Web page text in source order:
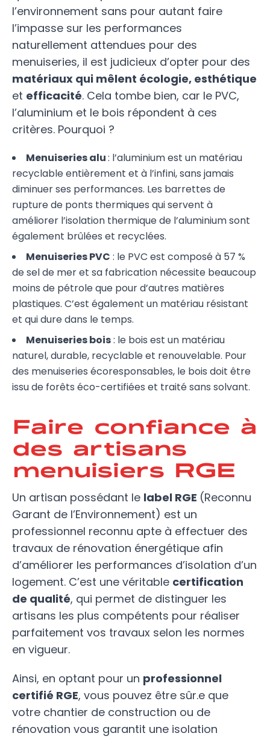
l’environnement sans pour autant faire
l’impasse sur les performances
naturellement attendues pour des
menuiseries, il est judicieux d’opter pour des
matériaux qui mêlent écologie, esthétique
et efficacité. Cela tombe bien, car le PVC,
l’aluminium et le bois répondent à ces
critères. Pourquoi ?
Menuiseries alu: l’aluminium est un matériau
recyclable entièrement et à l’infini, sans jamais
diminuer ses performances. Les barrettes de
rupture de ponts thermiques qui servent à
améliorer l’isolation thermique de l’aluminium sont
également brûlées et recyclées.
Menuiseries PVC : le PVC est composé à 57 %
de sel de mer et sa fabrication nécessite beaucoup
moins de pétrole que pour d’autres matières
plastiques. C’est également un matériau résistant
et qui dure dans le temps.
Menuiseries bois: le bois est un matériau
naturel, durable, recyclable et renouvelable. Pour
des menuiseries écoresponsables, le bois doit être
issu de forêts éco-certifiées et traité sans solvant.
Faire confiance à
des artisans
menuisiers RGE
Un artisan possédant le label RGE (Reconnu
Garant de l’Environnement) est un
professionnel reconnu apte à effectuer des
travaux de rénovation énergétique afin
d’améliorer les performances d’isolation d’un
logement. C’est une véritable certification
de qualité, qui permet de distinguer les
artisans les plus compétents pour réaliser
parfaitement vos travaux selon les normes
en vigueur.
Ainsi, en optant pour un professionnel
certifié RGE, vous pouvez être sûr.e que
votre chantier de construction ou de
rénovation vous garantit une isolation